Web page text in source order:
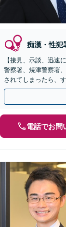
痴漢・性犯
【接見、示談、迅
警察署、焼津警察署
されてしまったら、
迅速に対応します。
電話でお問